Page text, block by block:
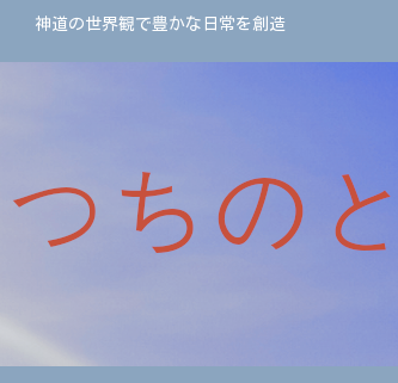
神道の世界観で豊かな日常を創造